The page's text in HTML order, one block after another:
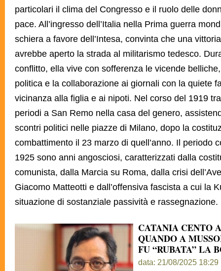
particolari il clima del Congresso e il ruolo delle
pace. All’ingresso dell’Italia nella Prima guerra
schiera a favore dell’Intesa, convinta che una
avrebbe aperto la strada al militarismo tedesco.
conflitto, ella vive con sofferenza le vicende
politica e la collaborazione ai giornali con la quiete
vicinanza alla figlia e ai nipoti. Nel corso del 1919
periodi a San Remo nella casa del genero,
scontri politici nelle piazze di Milano, dopo la
combattimento il 23 marzo di quell’anno. Il periodo
1925 sono anni angosciosi, caratterizzati dalla
comunista, dalla Marcia su Roma, dalla crisi
Giacomo Matteotti e dall’offensiva fascista a cui la
situazione di sostanziale passività e rassegnazione.
CATANIA CENTO
QUANDO A
FU “RUBATA” LA
data: 21/08/2025 18:29